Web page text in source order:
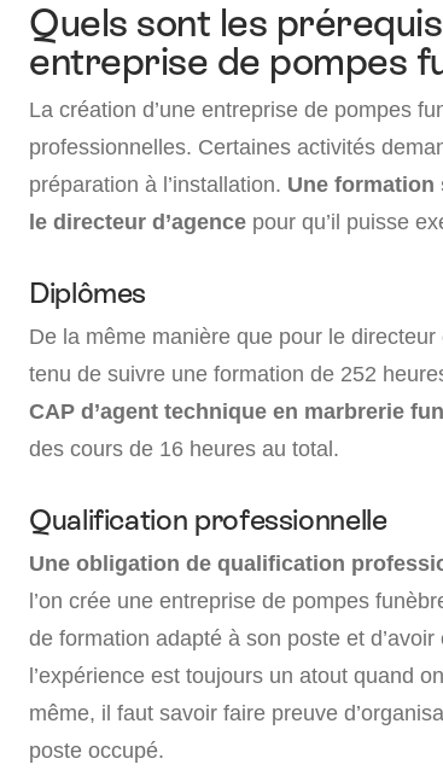
Quels sont les
entreprise de pompes
La création d’une entreprise de pompes
professionnelles. Certaines activités
préparation à l’installation. Une formation
le directeur d’agence pour qu’il puisse
Diplômes
De la même manière que pour le
tenu de suivre une formation de 252
CAP d’agent technique en marbrerie
des cours de 16 heures au total.
Qualification professionnelle
Une obligation de qualification
l’on crée une entreprise de pompes
de formation adapté à son poste et
l’expérience est toujours un atout quand
même, il faut savoir faire preuve
poste occupé.